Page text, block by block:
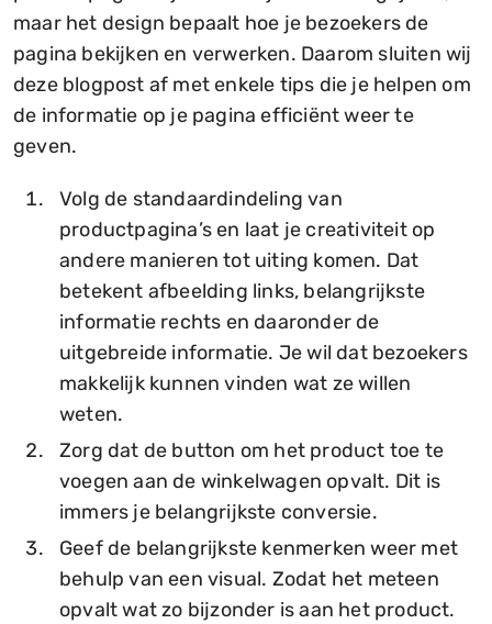
maar het design bepaalt hoe je bezoekers de
pagina bekijken en verwerken. Daarom sluiten wij
deze blogpost af met enkele tips die je helpen om
de informatie op je pagina efficiënt weer te
geven.
Volg de standaardindeling van
productpagina’s en laat je creativiteit op
andere manieren tot uiting komen. Dat
betekent afbeelding links, belangrijkste
informatie rechts en daaronder de
uitgebreide informatie. Je wil dat bezoekers
makkelijk kunnen vinden wat ze willen
weten.
Zorg dat de button om het product toe te
voegen aan de winkelwagen opvalt. Dit is
immers je belangrijkste conversie.
Geef de belangrijkste kenmerken weer met
behulp van een visual. Zodat het meteen
opvalt wat zo bijzonder is aan het product.